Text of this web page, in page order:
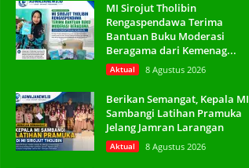
MI Sirojut Tholibin
Rengaspendawa Terima
Bantuan Buku Moderasi
Beragama dari Kemenag...
Aktual 8 Agustus 2026
Berikan Semangat, Kepala MI
Sambangi Latihan Pramuka
Jelang Jamran Larangan
Aktual 8 Agustus 2026